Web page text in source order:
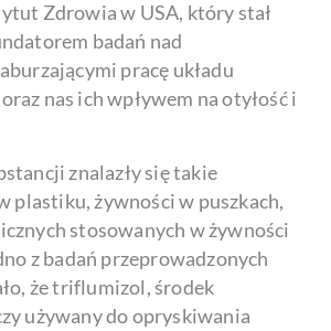
Zdrowia w USA, który stał
badań nad
pracę układu
nas ich wpływem na otyłość i
znalazły się takie
plastiku, żywności w puszkach,
stosowanych w żywności
z badań przeprowadzonych
że triflumizol, środek
używany do opryskiwania